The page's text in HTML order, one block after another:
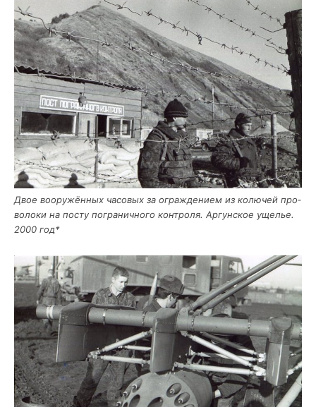
Двое воору­жён­ных часо­вых за ограж­де­ни­ем из колю­чей про­
во­ло­ки на посту погра­нич­но­го кон­тро­ля. Аргун­ское уще­лье.
2000 год*